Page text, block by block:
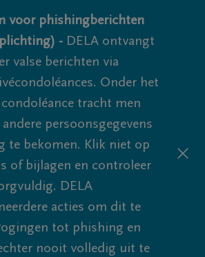
voor phishingberichten
- DELA ontvangt
valse berichten via
Onder het
tracht men
persoonsgegevens
te bekomen. Klik niet op
of bijlagen en controleer
DELA
acties om dit te
tot phishing en
nooit volledig uit te